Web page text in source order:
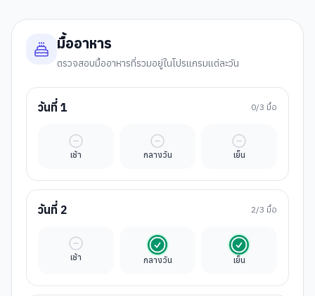
มื้ออาหาร
ตรวจสอบมื้ออาหารที่รวมอยู่ในโปรแกรมแต่ละวัน
วันที่ 1 0/3 มื้อ
เช้า
มื้ออิสระ
กลางวัน
มื้ออิสระ
เย็น
มื้ออิสระ
วันที่ 2 2/3 มื้อ
เช้า
มื้ออิสระ
กลางวัน
รวมในค่าทัวร์
เย็น
รวมในค่าทัวร์